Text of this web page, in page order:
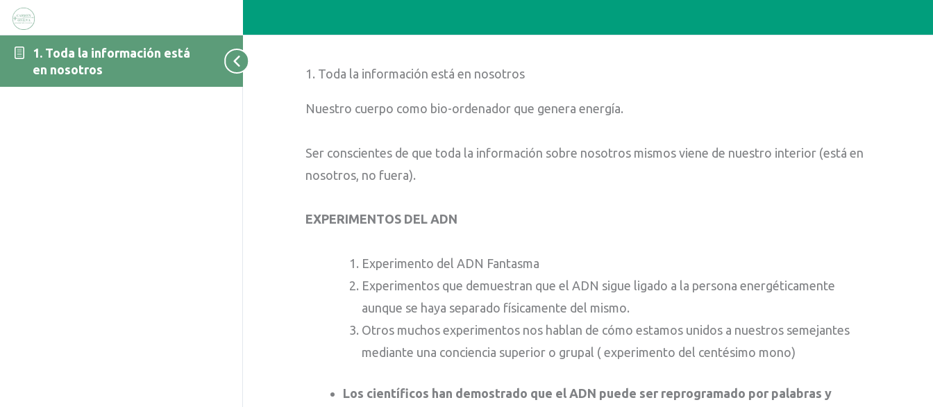
1. Toda la información está
en nosotros
1. Toda la información está en nosotros
Nuestro cuerpo como bio-ordenador que genera energía.
Ser conscientes de que toda la información sobre nosotros mismos viene de nuestro interior (está en
nosotros, no fuera).
EXPERIMENTOS DEL ADN
Experimento del ADN Fantasma
Experimentos que demuestran que el ADN sigue ligado a la persona energéticamente
aunque se haya separado físicamente del mismo.
Otros muchos experimentos nos hablan de cómo estamos unidos a nuestros semejantes
mediante una conciencia superior o grupal ( experimento del centésimo mono)
Los científicos han demostrado que el ADN puede ser reprogramado por palabras y